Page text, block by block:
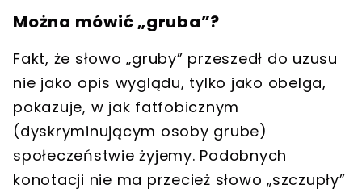
Można mówić „gruba”?
Fakt, że słowo „gruby” przeszedł do uzusu
nie jako opis wyglądu, tylko jako obelga,
pokazuje, w jak fatfobicznym
(dyskryminującym osoby grube)
społeczeństwie żyjemy. Podobnych
konotacji nie ma przecież słowo „szczupły”